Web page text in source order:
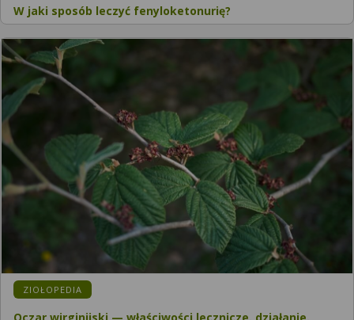
W jaki sposób leczyć fenyloketonurię?
ZIOŁOPEDIA